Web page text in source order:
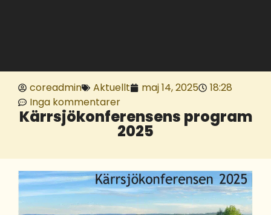
coreadmin Aktuellt maj 14, 2025
18:28
Inga kommentarer
Kärrsjökonferensens program
2025